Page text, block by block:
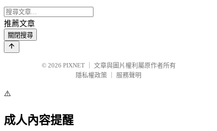
推薦文章
關閉搜尋
© 2026 PIXNET
文章與圖片權利屬原作者所有
隱私權政策
服務聲明
⚠️
成人內容提醒